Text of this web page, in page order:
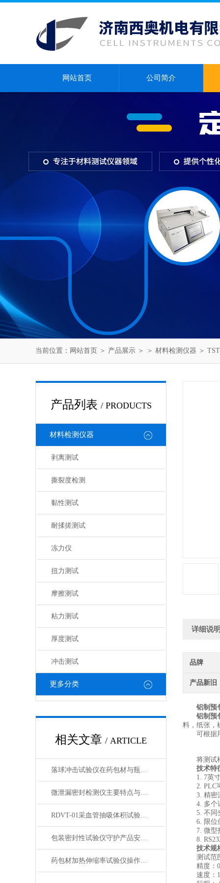
网站首页 公司简介
当前位置： 网站首页 ＞ 产品展示 ＞ ＞ 材料检测仪器 ＞
产品列表 / PRODUCTS
材料检测仪器
剥离测试
撕裂度检测
黏性测试
耐揉搓测试
冻力仪
扭力测试
摩擦测试
粘力测试
厚度测试
冲击测试
更多分类
相关文章 / ARTICLE
落球冲击试验仪在药包材与瓶盖密封性检测中的应用
微泄漏密封检测仪主要特点与技术优势
RDVT-01采血管抽吸体积试验仪测试原理分析
包装密封性试验仪守护产品安全的第一道防线
药包材加热伸缩率试验仪操作指南
详细说
品牌
产品新旧
铝制预
铝制预
料，纸张，
可根据用
将测试样
技术特
1. 7英寸
2. PLC可
3. 精密滚
4. 多个试
5. 不同夹
6. 限位保
7. 微型
8. RS232
技术规
测试范围
精度：
速度：1-